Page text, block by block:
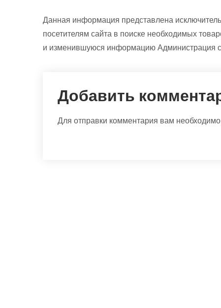
Данная информация представлена
посетителям сайта в поиске необходимых
и изменившуюся информацию Администрация
Добавить
Для отправки комментария вам необходимо